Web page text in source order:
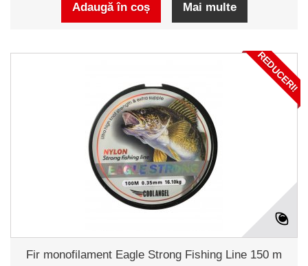
Adaugă în coș Mai multe
REDUCERI!
Fir monofilament Eagle Strong Fishing Line 150 m